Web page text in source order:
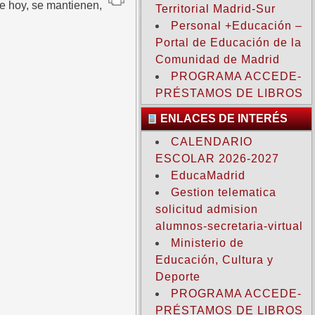
hoy, se mantienen,
Territorial Madrid-Sur
Personal +Educación –
Portal de Educación de la
Comunidad de Madrid
PROGRAMA ACCEDE-
PRÉSTAMOS DE LIBROS
ENLACES DE INTERÉS
CALENDARIO
ESCOLAR 2026-2027
EducaMadrid
Gestion telematica
solicitud admision
alumnos-secretaria-virtual
Ministerio de
Educación, Cultura y
Deporte
PROGRAMA ACCEDE-
PRÉSTAMOS DE LIBROS